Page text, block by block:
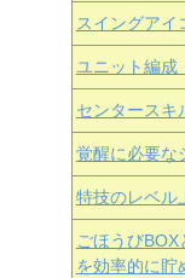
スイングアイ
ユニット編成
センタースキ
覚醒に必要な
特技のレベル
ごほうび
を効率的に貯